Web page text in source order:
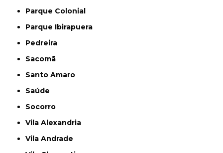
Parque Colonial
Parque Ibirapuera
Pedreira
Sacomã
Santo Amaro
Saúde
Socorro
Vila Alexandria
Vila Andrade